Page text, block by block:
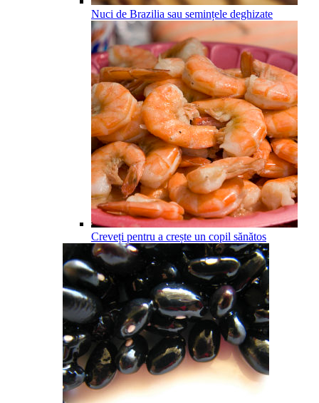
Nuci de Brazilia sau semințele deghizate
Creveți pentru a crește un copil sănătos